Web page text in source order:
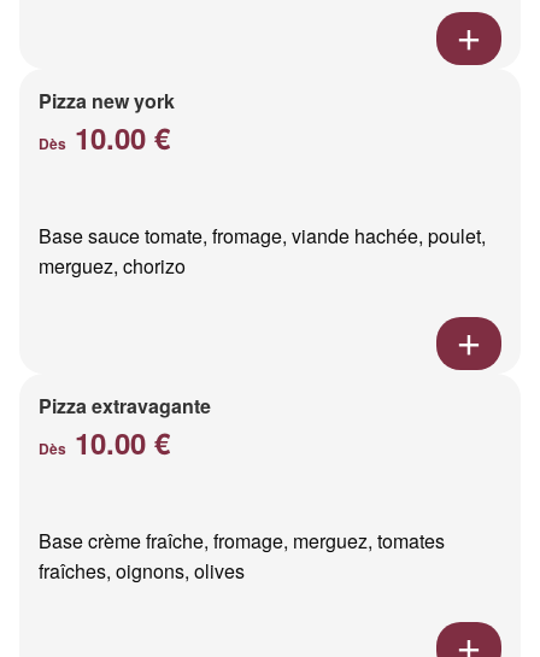
Pizza new york
Dès 10.00 €
Base sauce tomate, fromage, viande hachée, poulet,
merguez, chorizo
Pizza extravagante
Dès 10.00 €
Base crème fraîche, fromage, merguez, tomates
fraîches, oignons, olives